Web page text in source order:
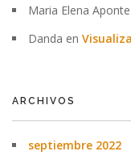
Maria Elena
Danda en
ARCHIVOS
septiembre 2022